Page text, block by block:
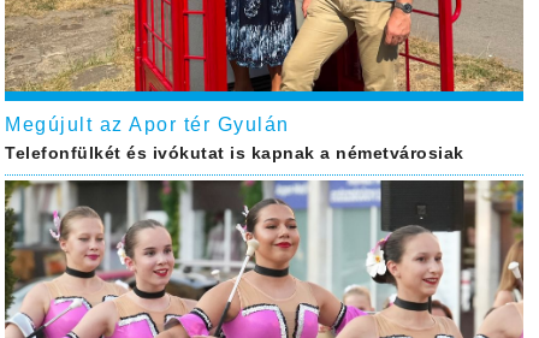
Megújult az Apor tér Gyulán
Telefonfülkét és ivókutat is kapnak a németvárosiak